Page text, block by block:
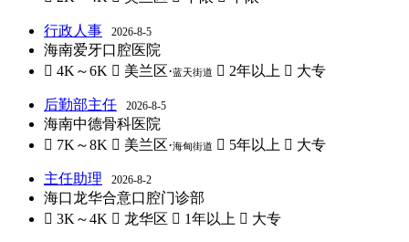
行政人事 2026-8-5
海南爱牙口腔医院
 4K～6K  美兰区·蓝天街道  2年以上  大专
后勤部主任 2026-8-5
海南中德骨科医院
 7K～8K  美兰区·海甸街道  5年以上  大专
主任助理 2026-8-2
海口龙华合意口腔门诊部
 3K～4K  龙华区  1年以上  大专